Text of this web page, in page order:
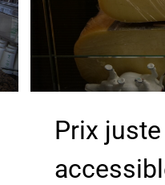
Prix